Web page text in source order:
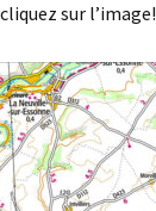
sur l’image!